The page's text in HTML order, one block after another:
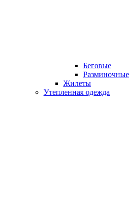
Беговые
Разминочные
Жилеты
Утепленная одежда